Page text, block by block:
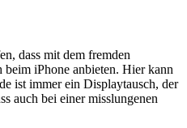
dass mit dem fremden
iPhone anbieten. Hier kann
ist immer ein Displaytausch, der
auch bei einer misslungenen